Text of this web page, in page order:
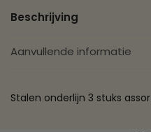
Beschrijving
Aanvullende informatie
Stalen onderlijn 3 stuks